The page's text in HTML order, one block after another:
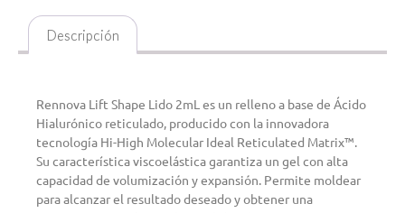
Descripción
Rennova Lift Shape Lido 2mL es un relleno a base de Ácido
Hialurónico reticulado, producido con la innovadora
tecnología Hi-High Molecular Ideal Reticulated Matrix™.
Su característica viscoelástica garantiza un gel con alta
capacidad de volumización y expansión. Permite moldear
para alcanzar el resultado deseado y obtener una